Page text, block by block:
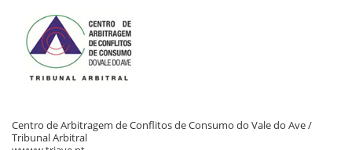
Centro de Arbitragem de Conflitos de Consumo do Vale do Ave /
Tribunal Arbitral